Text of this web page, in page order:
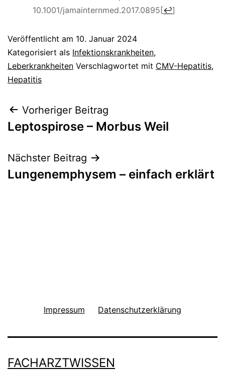
10.1001/jamainternmed.2017.0895[↩]
Veröffentlicht am 10. Januar 2024
Kategorisiert als Infektionskrankheiten,
Leberkrankheiten Verschlagwortet mit CMV-Hepatitis,
Hepatitis
Beitragsnavigation
Vorheriger Beitrag
Leptospirose – Morbus Weil
Nächster Beitrag
Lungenemphysem – einfach erklärt
Impressum Datenschutzerklärung
FACHARZTWISSEN